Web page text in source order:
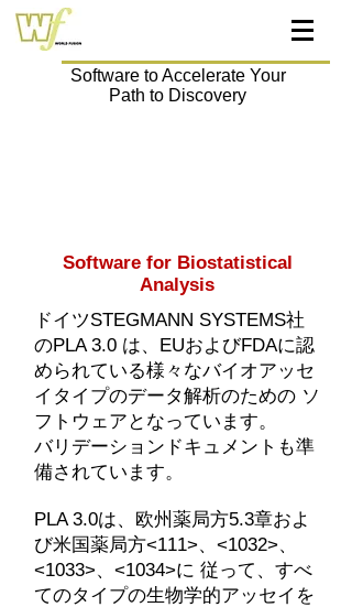
Software to Accelerate Your
Path to Discovery
Software for Biostatistical
Analysis
ドイツSTEGMANN SYSTEMS社
のPLA 3.0 は、EUおよびFDAに認
められている様々なバイオアッセ
イタイプのデータ解析のための ソ
フトウェアとなっています。
バリデーションドキュメントも準
備されています。
PLA 3.0は、欧州薬局方5.3章およ
び米国薬局方<111>、<1032>、
<1033>、<1034>に 従って、すべ
てのタイプの生物学的アッセイを